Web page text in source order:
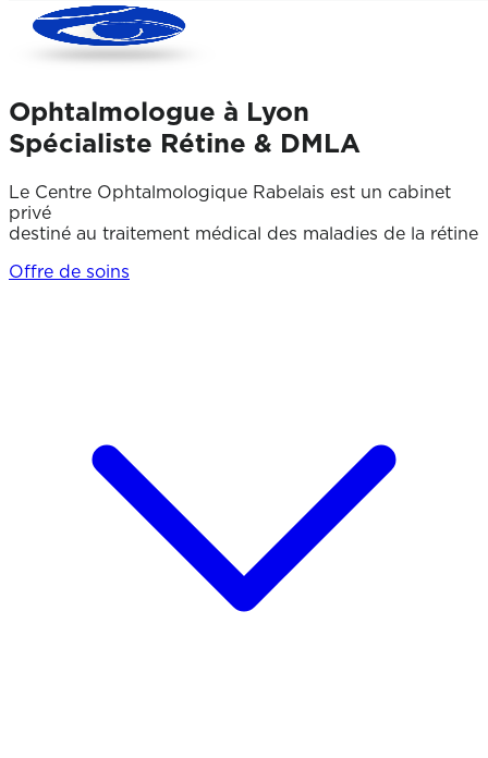
Ophtalmologue à Lyon
Spécialiste Rétine & DMLA
Le Centre Ophtalmologique Rabelais est un cabinet
privé
destiné au traitement médical des maladies de la rétine
Offre de soins